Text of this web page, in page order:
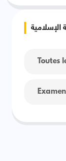
الإسلامية
Toutes